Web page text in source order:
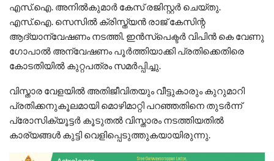
എസ്.ഐ. അനില്‍കുമാര്‍ കേസ് രജിസ്റ്റര്‍ ചെയ്തു.
എസ്.ഐ. സെസില്‍ ക്രിസ്ത്യന്‍ രാജ് കേസിന്റ
ആദ്യാന്വേഷണം നടത്തി. ഇന്‍സ്‌പെക്ടര്‍ വിപിന്‍ കെ വേണു
ഗോപാല്‍ അന്വേഷണം പൂര്‍ത്തിയാക്കി പ്രതിക്കെതിരെ
കോടതിയില്‍ കുറ്റപത്രം സമര്‍പ്പിച്ചു.
വിസ്താര വേളയില്‍ അതിജീവിതയും വീട്ടുകാരും കുറുമാറി
പ്രതിക്കനുകൂലമായി മൊഴിമാറ്റി പറഞ്ഞതിനെ തുടര്‍ന്ന്
പ്രോസിക്യൂട്ടര്‍ കൂടുതല്‍ വിസ്താരം നടത്തിയതില്‍
കാര്യങ്ങള്‍ കുട്ടി വെളിപ്പെടുത്തുകയായിരുന്നു.